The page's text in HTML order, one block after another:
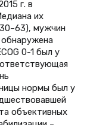
г. в
их
мужчин
обнаружена
0-1 был у
нормы был у
объективных